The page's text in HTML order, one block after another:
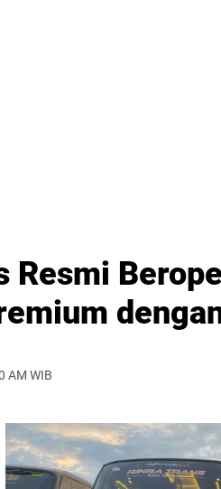
Resmi
AM WIB